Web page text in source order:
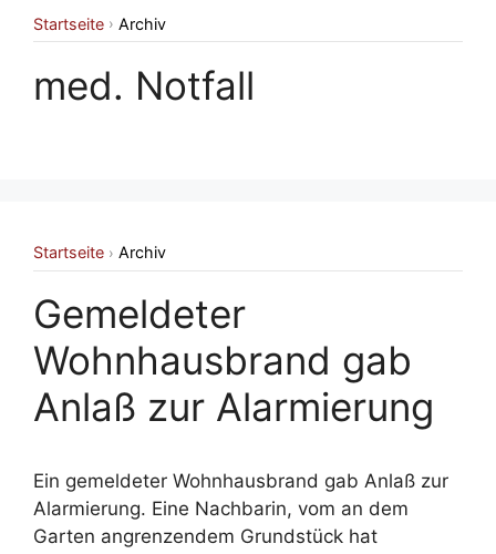
Startseite › Archiv
med. Notfall
Startseite › Archiv
Gemeldeter
Wohnhausbrand gab
Anlaß zur Alarmierung
Ein gemeldeter Wohnhausbrand gab Anlaß zur
Alarmierung. Eine Nachbarin, vom an dem
Garten angrenzendem Grundstück hat